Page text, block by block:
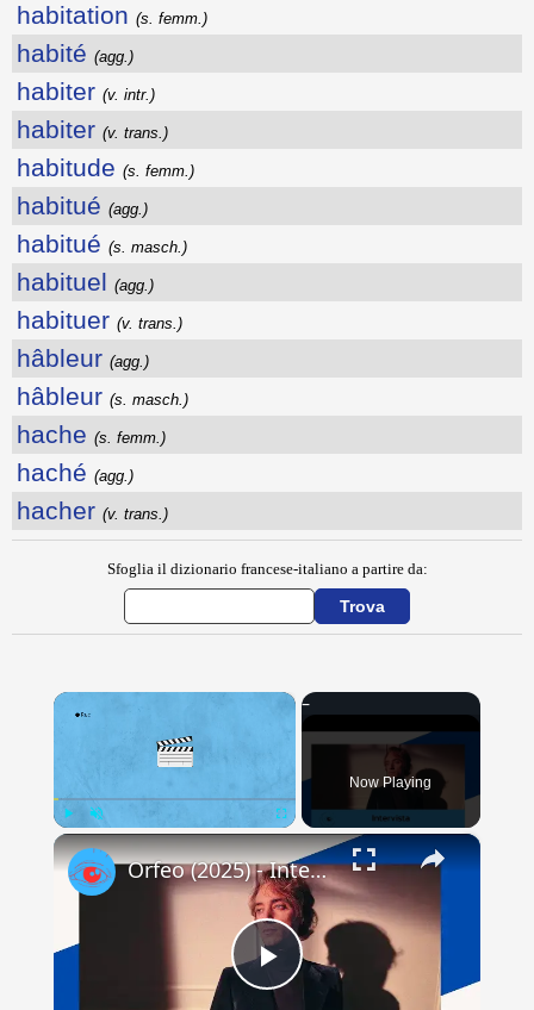
habitation (s. femm.)
habité (agg.)
habiter (v. intr.)
habiter (v. trans.)
habitude (s. femm.)
habitué (agg.)
habitué (s. masch.)
habituel (agg.)
habituer (v. trans.)
hâbleur (agg.)
hâbleur (s. masch.)
hache (s. femm.)
haché (agg.)
hacher (v. trans.)
Sfoglia il dizionario francese-italiano a partire da:
×
Play Unmute Fullscreen
Now Playing
×
Play
Orfeo (2025) - Intervista all'attore Luca Vergoni